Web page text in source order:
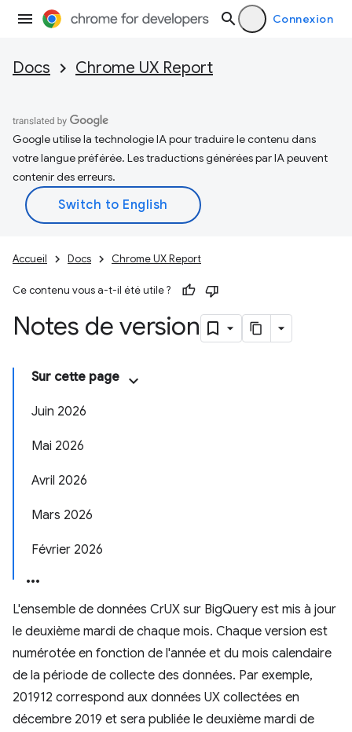
Connexion
Docs Chrome UX Report
Google utilise la technologie IA pour traduire le contenu dans
votre langue préférée. Les traductions générées par IA peuvent
contenir des erreurs.
Accueil Docs Chrome UX Report
Ce contenu vous a-t-il été utile ?
Notes de version
Sur cette page
Juin 2026
Mai 2026
Avril 2026
Mars 2026
Février 2026
L'ensemble de données CrUX sur BigQuery est mis à jour
le deuxième mardi de chaque mois. Chaque version est
numérotée en fonction de l'année et du mois calendaire
de la période de collecte des données. Par exemple,
201912 correspond aux données UX collectées en
décembre 2019 et sera publiée le deuxième mardi de